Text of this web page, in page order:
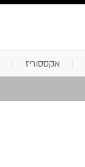
אקססוריז